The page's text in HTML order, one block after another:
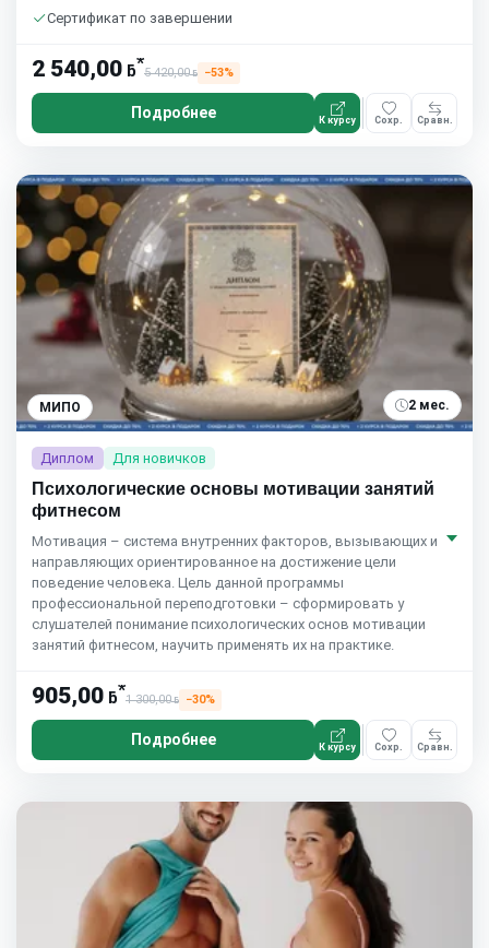
Сертификат по завершении
2 540,00 ƃ*
5 420,00ƃ −53%
Подробнее К курсу Сохр. Сравн.
МИПО 2 мес.
Диплом Для новичков
Психологические основы мотивации занятий
фитнесом
Мотивация – система внутренних факторов, вызывающих и
направляющих ориентированное на достижение цели
поведение человека. Цель данной программы
профессиональной переподготовки – сформировать у
слушателей понимание психологических основ мотивации
занятий фитнесом, научить применять их на практике.
905,00 ƃ*
1 300,00ƃ −30%
Подробнее К курсу Сохр. Сравн.